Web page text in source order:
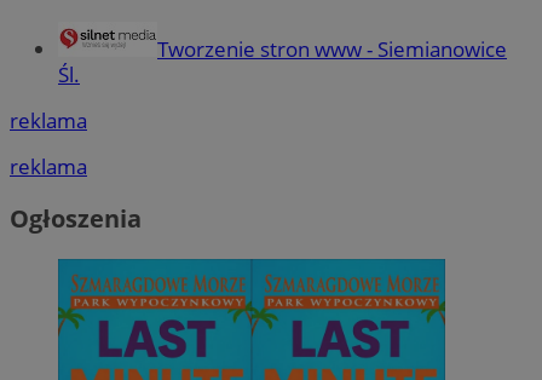
Tworzenie stron www - Siemianowice
Śl.
reklama
reklama
Ogłoszenia